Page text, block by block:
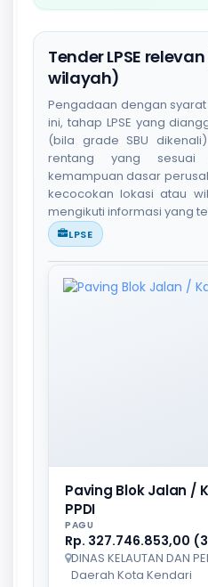
Tender LPSE
wilayah)
Pengadaan dengan
ini, tahap LPSE yang
(bila grade SBU
rentang yang
kemampuan dasar
kecocokan lokasi atau
mengikuti informasi yang
LPSE
Paving Blok Jalan /
PPDI
PAGU
Rp. 327.746.853,00
DINAS KELAUTAN DAN
Daerah Kota Kendari